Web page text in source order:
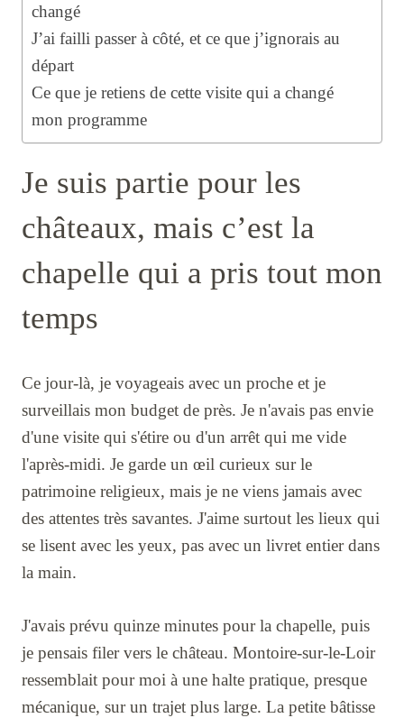
changé
J’ai failli passer à côté, et ce que j’ignorais au
départ
Ce que je retiens de cette visite qui a changé
mon programme
Je suis partie pour les
châteaux, mais c’est la
chapelle qui a pris tout mon
temps
Ce jour-là, je voyageais avec un proche et je
surveillais mon budget de près. Je n'avais pas envie
d'une visite qui s'étire ou d'un arrêt qui me vide
l'après-midi. Je garde un œil curieux sur le
patrimoine religieux, mais je ne viens jamais avec
des attentes très savantes. J'aime surtout les lieux qui
se lisent avec les yeux, pas avec un livret entier dans
la main.
J'avais prévu quinze minutes pour la chapelle, puis
je pensais filer vers le château. Montoire-sur-le-Loir
ressemblait pour moi à une halte pratique, presque
mécanique, sur un trajet plus large. La petite bâtisse